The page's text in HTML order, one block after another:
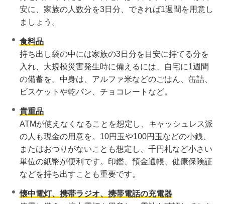
安に、家族の人数分を3日分、できれば1週間を用意し
ましょう。
食料品
持ち出し袋の中には家族の3日分を目安に持てる分を
入れ、大規模災害発生時に備えるには、自宅に1週間
の備蓄を。中身は、アルファ米などのごはん、缶詰、
ビスケットや乾パン、チョコレートなど。
貴重品
ATMが使えなくなることを想定し、キャッシュレス派
の人も現金の用意を。10円玉や100円玉などの小銭、
またはおつりがないことも想定し、千円札など小さい
単位の紙幣が便利です。印鑑、預金通帳、健康保険証
などを持ち出すことも重要です。
懐中電灯、携帯ラジオ、携帯電話の充電器